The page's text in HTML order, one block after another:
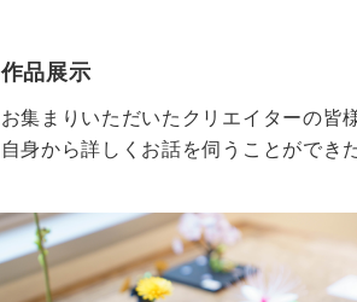
作品展示
お集まりいただいたクリエイターの皆
自身から詳しくお話を伺うことができ